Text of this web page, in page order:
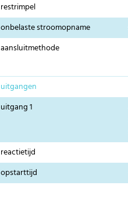
restrimpel
onbelaste stroomopname
aansluitmethode
uitgangen
uitgang 1
reactietijd
opstarttijd